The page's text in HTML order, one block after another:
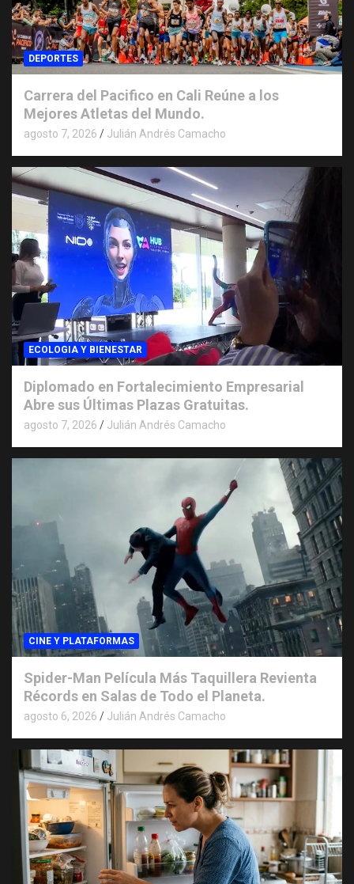
DEPORTES
Carrera del Pacifico en Cali Reúne a los
Mejores Atletas del Mundo.
agosto 7, 2026 Julián Andrés Camacho
ECOLOGIA Y BIENESTAR
Diplomado en Fortalecimiento Empresarial
Abre sus Últimas Plazas Gratuitas.
agosto 7, 2026 Julián Andrés Camacho
CINE Y PLATAFORMAS
Spider-Man Película Más Taquillera Revienta
Récords en Salas de Todo el Planeta.
agosto 6, 2026 Julián Andrés Camacho